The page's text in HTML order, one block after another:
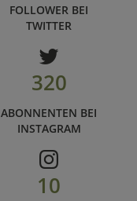
FOLLOWER BEI
TWITTER
320
ABONNENTEN BEI
INSTAGRAM
10